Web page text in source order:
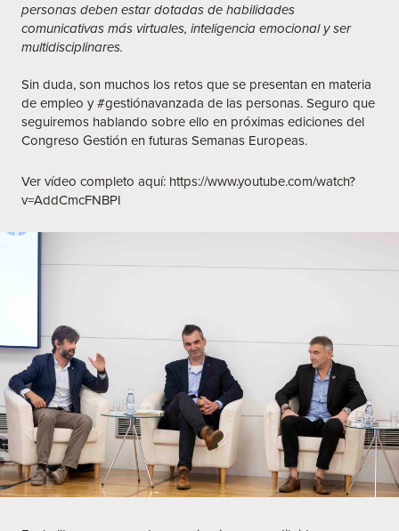
personas deben estar dotadas de habilidades
comunicativas más virtuales, inteligencia emocional y ser
multidisciplinares.
Sin duda, son muchos los retos que se presentan en materia
de empleo y#gestiónavanzada de las personas. Seguro que
seguiremos hablando sobre ello en próximas ediciones del
Congreso Gestión en futuras Semanas Europeas.
Ver vídeo completo aquí: https://www.youtube.com/watch?
v=AddCmcFNBPI